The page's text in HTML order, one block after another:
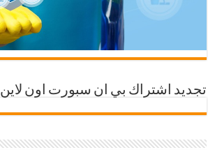
تجديد اشتراك بي ان سبورت اون لاين